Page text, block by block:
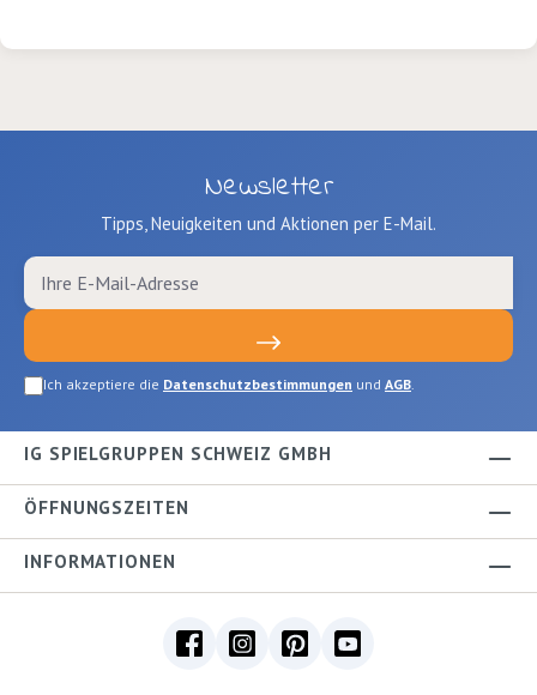
Newsletter
Tipps, Neuigkeiten und Aktionen per E-Mail.
Ich akzeptiere die Datenschutzbestimmungen und AGB.
IG SPIELGRUPPEN SCHWEIZ GMBH
ÖFFNUNGSZEITEN
INFORMATIONEN